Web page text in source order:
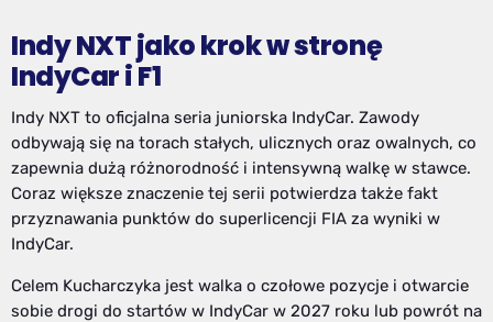
Indy NXT jako krok w stronę
IndyCar i F1
Indy NXT to oficjalna seria juniorska IndyCar. Zawody
odbywają się na torach stałych, ulicznych oraz owalnych, co
zapewnia dużą różnorodność i intensywną walkę w stawce.
Coraz większe znaczenie tej serii potwierdza także fakt
przyznawania punktów do superlicencji FIA za wyniki w
IndyCar.
Celem Kucharczyka jest walka o czołowe pozycje i otwarcie
sobie drogi do startów w IndyCar w 2027 roku lub powrót na